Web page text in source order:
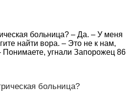
больница? – Да. – У меня
найти вора. – Это не к нам,
Понимаете, угнали Запорожец 86
больница?